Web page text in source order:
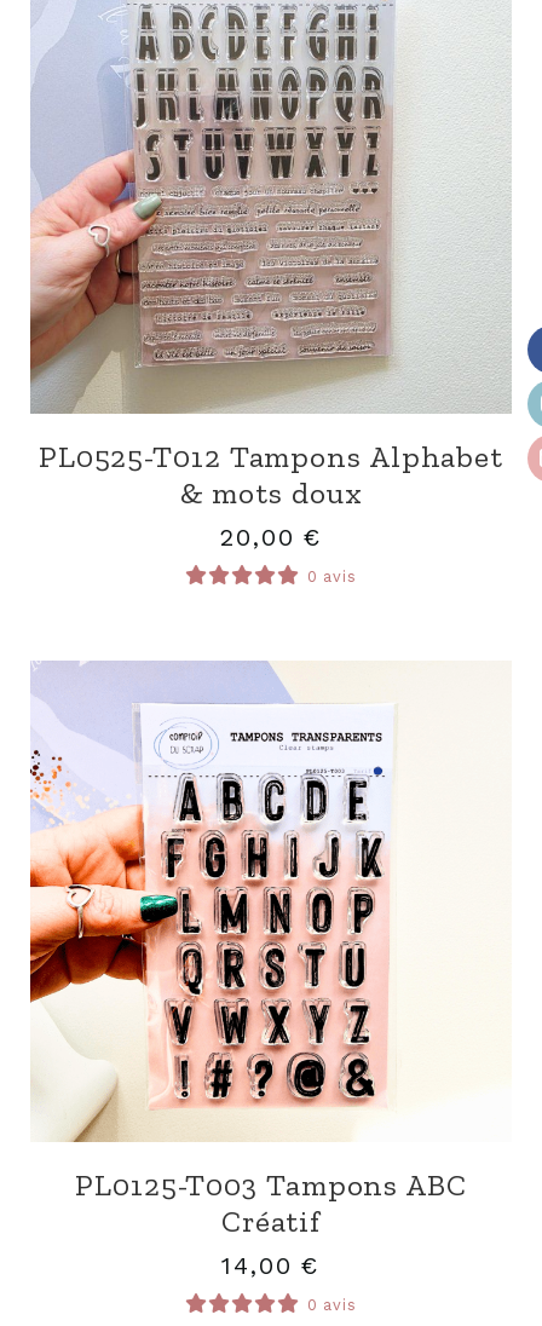
PL0525-T012 Tampons Alphabet
& mots doux
20,00 €
0 avis
PL0125-T003 Tampons ABC
Créatif
14,00 €
0 avis